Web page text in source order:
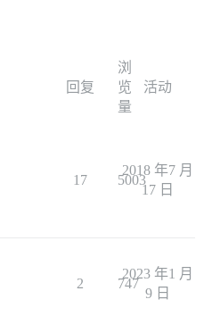
回复
浏
览
量
活动
17 5003
2018 年7 月
17 日
2 747
2023 年1 月
9 日